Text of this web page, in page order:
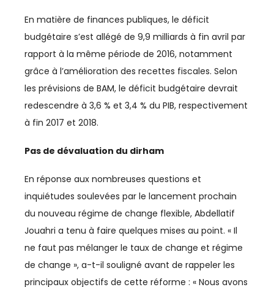
ECONOMIE BLEUE
ECONOMIE CIRCULAIRE
EDUCATION
ENERGIE
ENERGIES DURABLES
ENTREPRENEURIAT
En matière de finances publiques, le déficit
budgétaire s’est allégé de 9,9 milliards à fin avril par
rapport à la même période de 2016, notamment
grâce à l’amélioration des recettes fiscales. Selon
les prévisions de BAM, le déficit budgétaire devrait
redescendre à 3,6 % et 3,4 % du PIB, respectivement
à fin 2017 et 2018.
Pas de dévaluation du dirham
En réponse aux nombreuses questions et
inquiétudes soulevées par le lancement prochain
du nouveau régime de change flexible, Abdellatif
Jouahri a tenu à faire quelques mises au point. « Il
ne faut pas mélanger le taux de change et régime
de change », a-t-il souligné avant de rappeler les
principaux objectifs de cette réforme : « Nous avons